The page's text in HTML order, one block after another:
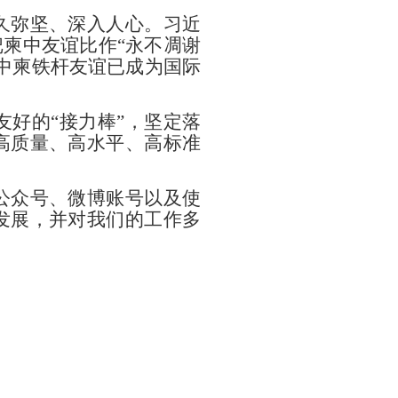
弥坚、深入人心。习近
中友谊比作“永不凋谢
柬铁杆友谊已成为国际
好的“接力棒”，坚定落
质量、高水平、高标准
众号、微博账号以及使
展，并对我们的工作多